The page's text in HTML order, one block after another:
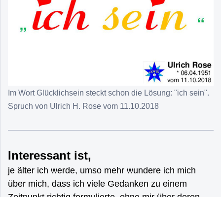
Im Wort Glücklichsein steckt schon die Lösung: "ich sein".
Spruch von Ulrich H. Rose vom 11.10.2018
Interessant ist,
je älter ich werde, umso mehr wundere ich mich
über mich, dass ich viele Gedanken zu einem